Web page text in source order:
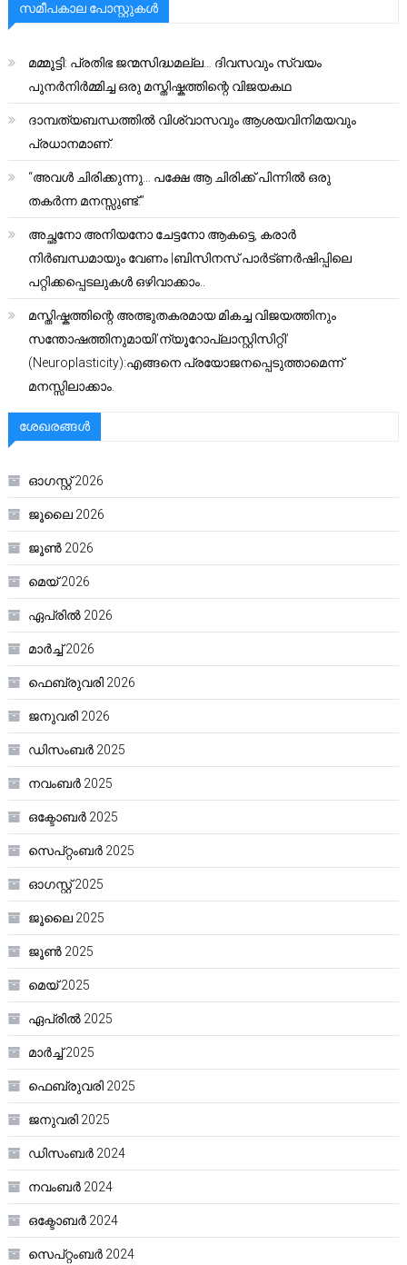
സമീപകാല പോസ്റ്റുകൾ
മമ്മൂട്ടി: പ്രതിഭ ജന്മസിദ്ധമല്ല… ദിവസവും സ്വയം
പുനർനിർമ്മിച്ച ഒരു മസ്തിഷ്കത്തിന്റെ വിജയകഥ
ദാമ്പത്യബന്ധത്തിൽ വിശ്വാസവും ആശയവിനിമയവും
പ്രധാനമാണ്.
“അവൾ ചിരിക്കുന്നു… പക്ഷേ ആ ചിരിക്ക് പിന്നിൽ ഒരു
തകർന്ന മനസ്സുണ്ട്.”
അച്ഛനോ അനിയനോ ചേട്ടനോ ആകട്ടെ, കരാർ
നിർബന്ധമായും വേണം |ബിസിനസ് പാർട്ണർഷിപ്പിലെ
പറ്റിക്കപ്പെടലുകൾ ഒഴിവാക്കാം..
മസ്തിഷ്കത്തിന്റെ അത്ഭുതകരമായ മികച്ച വിജയത്തിനും
സന്തോഷത്തിനുമായി’ന്യൂറോപ്ലാസ്റ്റിസിറ്റി’
(Neuroplasticity):എങ്ങനെ പ്രയോജനപ്പെടുത്താമെന്ന്
മനസ്സിലാക്കാം.
ശേഖരങ്ങൾ
ഓഗസ്റ്റ്‌ 2026
ജൂലൈ 2026
ജൂൺ 2026
മെയ്‌ 2026
ഏപ്രിൽ 2026
മാർച്ച്‌ 2026
ഫെബ്രുവരി 2026
ജനുവരി 2026
ഡിസംബർ 2025
നവംബർ 2025
ഒക്ടോബർ 2025
സെപ്റ്റംബർ 2025
ഓഗസ്റ്റ്‌ 2025
ജൂലൈ 2025
ജൂൺ 2025
മെയ്‌ 2025
ഏപ്രിൽ 2025
മാർച്ച്‌ 2025
ഫെബ്രുവരി 2025
ജനുവരി 2025
ഡിസംബർ 2024
നവംബർ 2024
ഒക്ടോബർ 2024
സെപ്റ്റംബർ 2024